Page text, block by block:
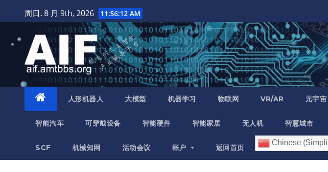
至
周日. 8 月 9th, 2026 11:56:13 AM
人形机器人 大模型 机器学习 物联网 VR/AR 元宇宙
智能汽车 可穿戴设备 智能硬件 智能家居 无人机 智慧城市
SCF 机械知网 活动会议 帐户 返回首页
Chinese